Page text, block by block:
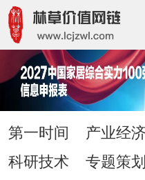
第一时间 产业经
科研技术
专题策划